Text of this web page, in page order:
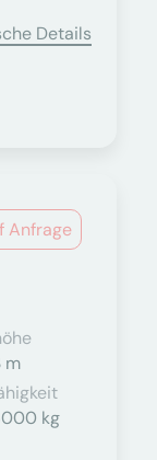
Details
Anfrage
m
kg